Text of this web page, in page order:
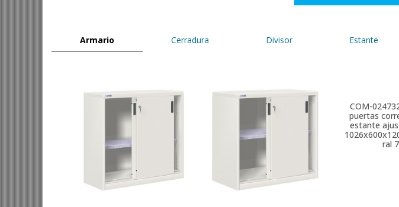
Armario Cerradura Divisor Estante
COM-
puertas
estante
ral